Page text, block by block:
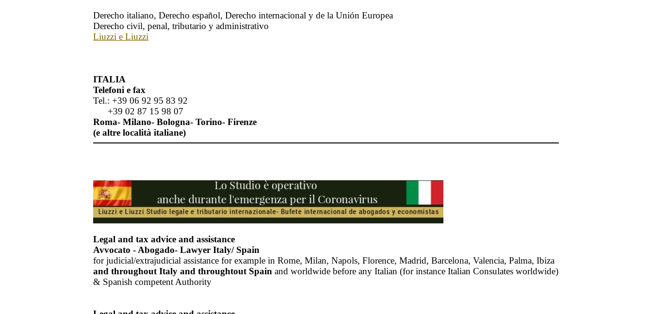
Derecho italiano, Derecho español, Derecho internacional y de la Unión Europea
Derecho civil, penal, tributario y administrativo
Liuzzi e Liuzzi
ITALIA
Telefoni e fax
Tel.: +39 06 92 95 83 92
+39 02 87 15 98 07
Roma- Milano- Bologna- Torino- Firenze
(e altre località italiane)
Legal and tax advice and assistance
Avvocato - Abogado- Lawyer Italy/ Spain
for judicial/extrajudicial assistance for example in Rome, Milan, Napols, Florence, Madrid, Barcelona, Valencia, Palma, Ibiza
and throughout Italy and throughtout Spain and worldwide before any Italian (for instance Italian Consulates worldwide)
& Spanish competent Authority